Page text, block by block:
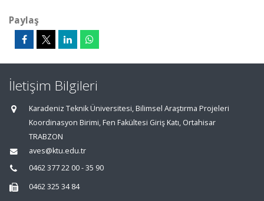
Paylaş
İletişim Bilgileri
Karadeniz Teknik Üniversitesi, Bilimsel Araştırma Projeleri
Koordinasyon Birimi, Fen Fakültesi Giriş Katı, Ortahisar
TRABZON
aves@ktu.edu.tr
0462 377 22 00 - 35 90
0462 325 34 84